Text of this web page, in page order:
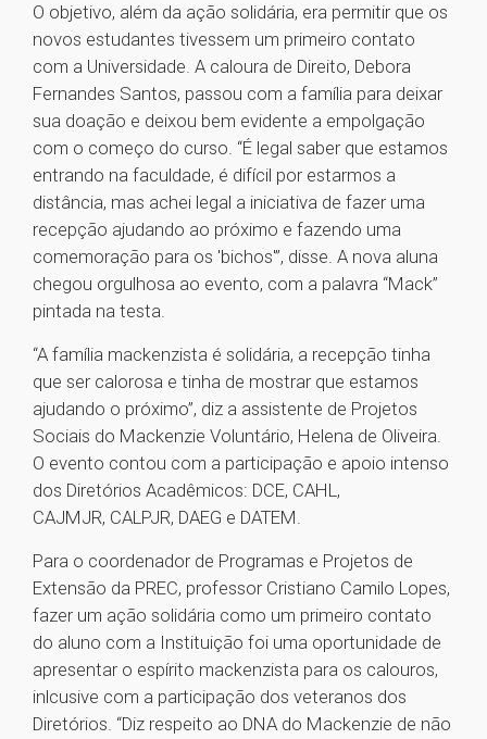
O objetivo, além da ação solidária, era permitir que os
novos estudantes tivessem um primeiro contato
com a Universidade. A caloura de Direito, Debora
Fernandes Santos, passou com a família para deixar
sua doação e deixou bem evidente a empolgação
com o começo do curso. “É legal saber que estamos
entrando na faculdade, é difícil por estarmos a
distância, mas achei legal a iniciativa de fazer uma
recepção ajudando ao próximo e fazendo uma
comemoração para os 'bichos'”, disse. A nova aluna
chegou orgulhosa ao evento, com a palavra “Mack”
pintada na testa.
“A família mackenzista é solidária, a recepção tinha
que ser calorosa e tinha de mostrar que estamos
ajudando o próximo”, diz a assistente de Projetos
Sociais do Mackenzie Voluntário, Helena de Oliveira.
O evento contou com a participação e apoio intenso
dos Diretórios Acadêmicos: DCE, CAHL,
CAJMJR, CALPJR, DAEG e DATEM.
Para o coordenador de Programas e Projetos de
Extensão da PREC, professor Cristiano Camilo Lopes,
fazer um ação solidária como um primeiro contato
do aluno com a Instituição foi uma oportunidade de
apresentar o espírito mackenzista para os calouros,
inlcusive com a participação dos veteranos dos
Diretórios. “Diz respeito ao DNA do Mackenzie de não